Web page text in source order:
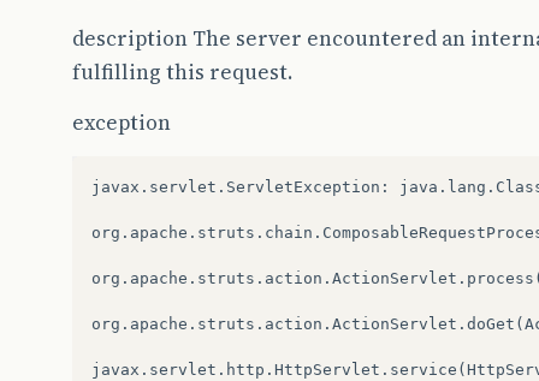
description The server encountered an
fulfilling this request.
exception
javax . servlet . ServletException : java . lang .
org . apache . struts . chain .
org . apache . struts . action . ActionServlet . process
org . apache . struts . action . ActionServlet . doGet (
javax . servlet . http . HttpServlet . service (